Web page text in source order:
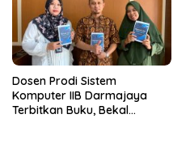
Dosen Prodi Sistem
Komputer IIB Darmajaya
Terbitkan Buku, Bekal